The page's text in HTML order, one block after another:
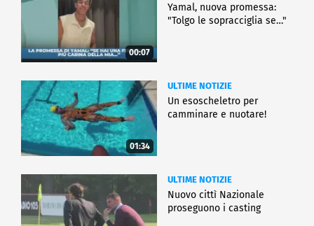
00:07
Yamal, nuova promessa:
"Tolgo le sopracciglia se…"
01:34
ULTIME NOTIZIE
Un esoscheletro per
camminare e nuotare!
ULTIME NOTIZIE
Nuovo cittì Nazionale
proseguono i casting